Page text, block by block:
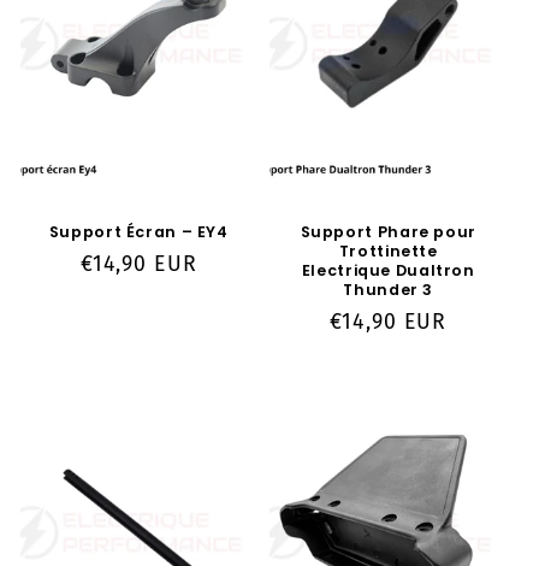
:
Support Écran – EY4
Prix
€14,90 EUR
Support Phare pour
Trottinette
Electrique Dualtron
Thunder 3
Prix
€14,90 EUR